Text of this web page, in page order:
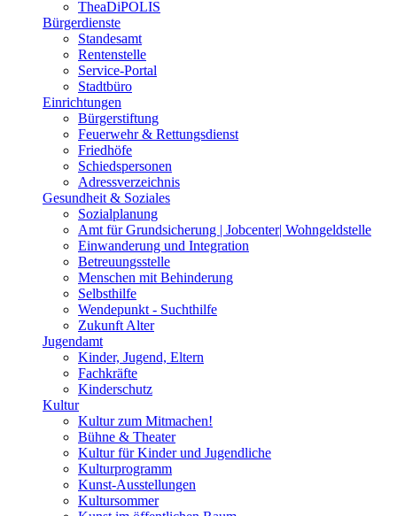
TheaDiPOLIS
Bürgerdienste
Standesamt
Rentenstelle
Service-Portal
Stadtbüro
Einrichtungen
Bürgerstiftung
Feuerwehr & Rettungsdienst
Friedhöfe
Schiedspersonen
Adressverzeichnis
Gesundheit & Soziales
Sozialplanung
Amt für Grundsicherung | Jobcenter| Wohngeldstelle
Einwanderung und Integration
Betreuungsstelle
Menschen mit Behinderung
Selbsthilfe
Wendepunkt - Suchthilfe
Zukunft Alter
Jugendamt
Kinder, Jugend, Eltern
Fachkräfte
Kinderschutz
Kultur
Kultur zum Mitmachen!
Bühne & Theater
Kultur für Kinder und Jugendliche
Kulturprogramm
Kunst-Ausstellungen
Kultursommer